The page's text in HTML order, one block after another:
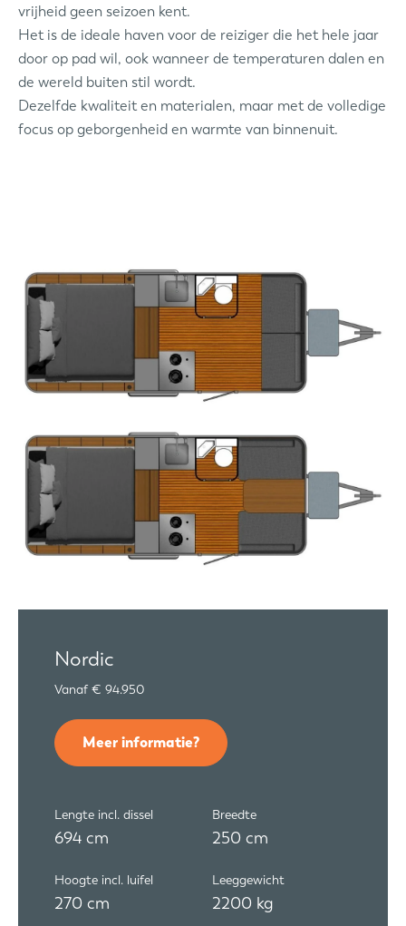
vrijheid geen seizoen kent.
Het is de ideale haven voor de reiziger die het hele jaar
door op pad wil, ook wanneer de temperaturen dalen en
de wereld buiten stil wordt.
Dezelfde kwaliteit en materialen, maar met de volledige
focus op geborgenheid en warmte van binnenuit.
Nordic
Vanaf € 94.950
Meer informatie?
Lengte incl. dissel
694 cm
Breedte
250 cm
Hoogte incl. luifel
270 cm
Leeggewicht
2200 kg